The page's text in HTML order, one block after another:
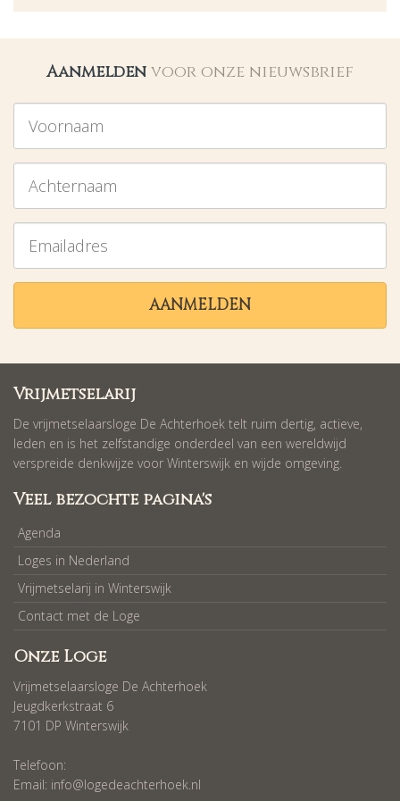
Aanmelden voor onze nieuwsbrief
AANMELDEN
Vrijmetselarij
De vrijmetselaarsloge De Achterhoek telt ruim dertig, actieve,
leden en is het zelfstandige onderdeel van een wereldwijd
verspreide denkwijze voor Winterswijk en wijde omgeving.
Veel bezochte pagina's
Agenda
Loges in Nederland
Vrijmetselarij in Winterswijk
Contact met de Loge
Onze Loge
Vrijmetselaarsloge De Achterhoek
Jeugdkerkstraat 6
7101 DP Winterswijk
Telefoon:
Email: info@logedeachterhoek.nl